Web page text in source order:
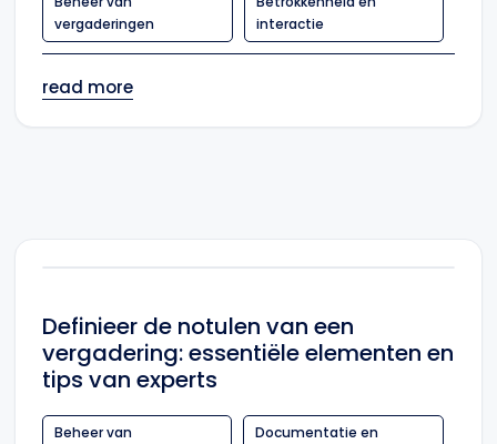
vergaderingen
interactie
read more
Definieer de notulen van een
vergadering: essentiële elementen en
tips van experts
Beheer van
Documentatie en